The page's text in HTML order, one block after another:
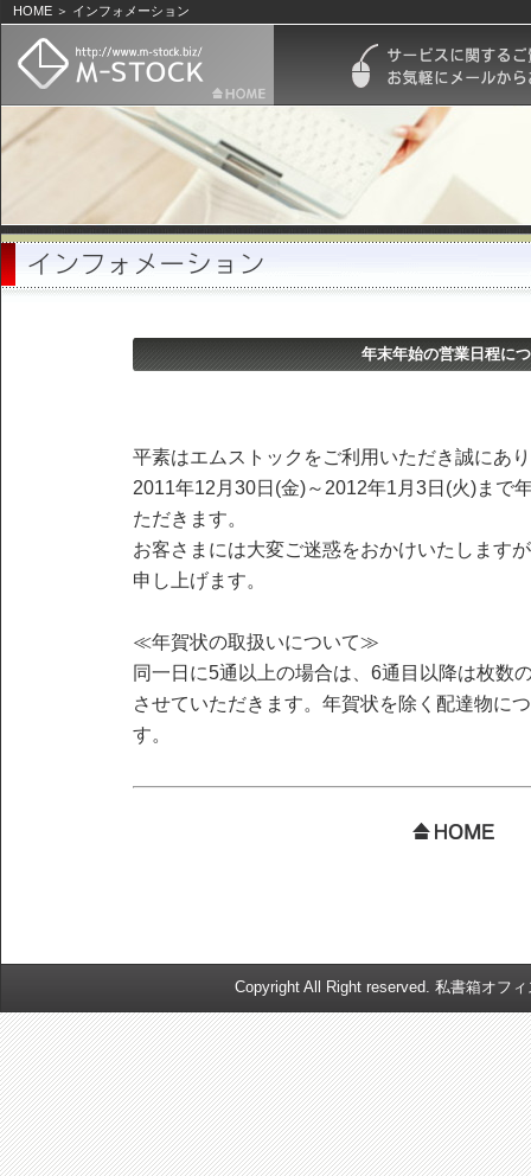
HOME ＞ インフォメーション
年末年始の営業日程に
平素はエムストックをご利用いただき誠にあ
2011年12月30日(金)～2012年1月3日(火)まで
ただきます。
お客さまには大変ご迷惑をおかけいたします
申し上げます。
≪年賀状の取扱いについて≫
同一日に5通以上の場合は、6通目以降は枚数
させていただきます。年賀状を除く配達物に
す。
Copyright All Right reserved. 私書箱オフ